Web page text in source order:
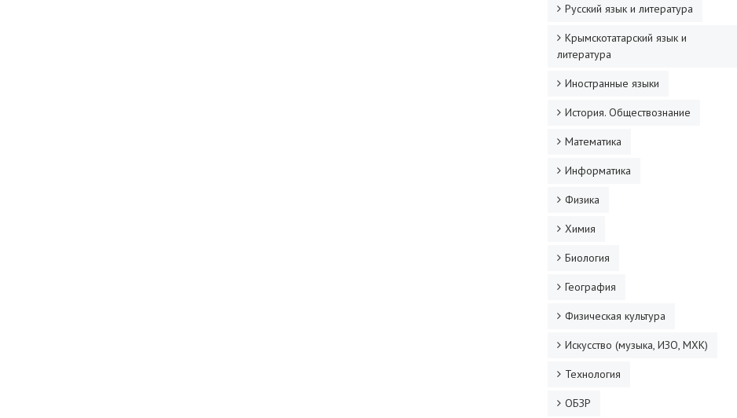
Русский язык и литература
Крымскотатарский язык и
литература
Иностранные языки
История. Обществознание
Математика
Информатика
Физика
Химия
Биология
География
Физическая культура
Искусство (музыка, ИЗО, МХК)
Технология
ОБЗР